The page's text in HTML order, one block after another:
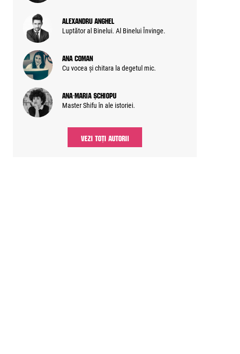
Alexandru Anghel
Luptător al Binelui. Al Binelui Învinge.
Ana Coman
Cu vocea și chitara la degetul mic.
Ana-Maria Șchiopu
Master Shifu în ale istoriei.
VEZI TOȚI AUTORII